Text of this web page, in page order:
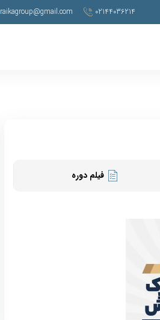
02144036214
raikagroup@gmail.com
فیلم دوره